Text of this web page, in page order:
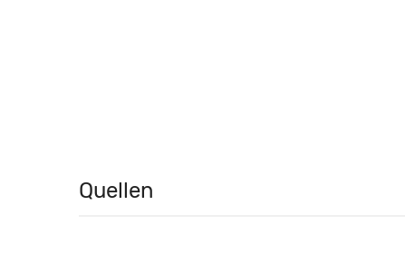
Quellen